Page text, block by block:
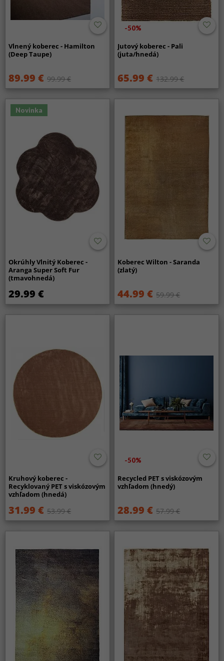
Vlnený koberec - Hamilton
(Deep Taupe)
89.99 € 99.99 €
-50%
Jutový koberec - Pali
(juta/hnedá)
65.99 € 132.99 €
Novinka
Okrúhly Vlnitý Koberec -
Aranga Super Soft Fur
(tmavohnedá)
29.99 €
Koberec Wilton - Saranda
(zlatý)
44.99 € 59.99 €
Kruhový koberec -
Recyklovaný PET s viskózovým
vzhľadom (hnedá)
31.99 € 53.99 €
-50%
Recycled PET s viskózovým
vzhľadom (hnedý)
28.99 € 57.99 €